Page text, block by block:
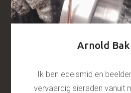
Arnold
Ik ben edelsmid en
vervaardig sieraden vanuit